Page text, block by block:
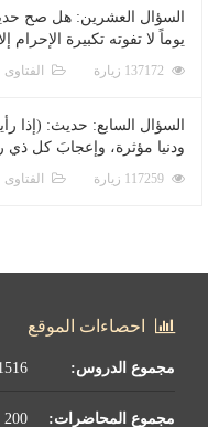
السؤال العشرين: هل صح
يوماً لا تفوته تكبيرة الإحرام
الفتاوى
السؤال السابع: حديث: (إذا
ودنيا مؤثرة، وإعجابَ كل ذي
الفتاوى
احصاءات الموقع
مجموع الدروس:
مجموع المحاضرات: